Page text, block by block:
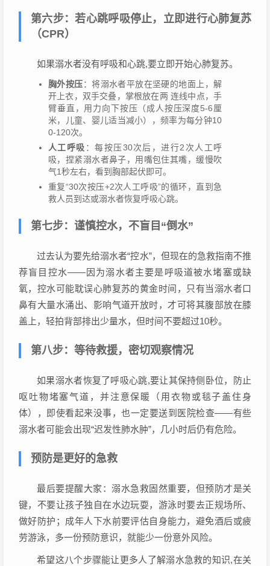
第六步：若心跳呼吸停止，立即进行心肺复苏
（CPR）
如果溺水者没有呼吸和心跳,要立即开始心肺复苏。
胸外按压：将溺水者平放在坚硬的地面上，解
开上衣，双手交叠，掌根放在两 连线中点，手
臂垂直，用力向下按压（成人按压深度5-6厘
米，儿童、婴儿适当减小），频率为每分钟10
0-120次。
人工呼吸 ：每按压30次后，进行2次人工呼
吸，捏紧溺水者鼻子，用嘴包住其嘴，缓慢吹
气1秒左右，看到胸部起伏即可。
重复“30次按压+2次人工呼吸”的循环，直到急
救人员到达或溺水者恢复呼吸心跳。
第七步：谨慎控水，不盲目“倒水”
过去认为要先给溺水者“控水”，但现在的急救指南不推
荐盲目控水——因为溺水者主要是呼吸道被水堵塞或缺
氧，控水可能耽误心肺复苏的黄金时间，只有当溺水者口
鼻有大量水涌出、影响气道开放时，才可将其腹部放在膝
盖上，轻拍背部排出少量水，但时间不要超过10秒。
第八步：等待救援，密切观察情况
如果溺水者恢复了呼吸心跳,要让其保持侧卧位，防止
呕吐物堵塞气道，并注意保暖（用衣物或毯子盖住身
体），即使看起来没事，也一定要送到医院检查——有些
溺水者可能会出现“迟发性肺水肿”，几小时后仍有危险。
预防是更好的急救
最后要提醒大家：溺水急救固然重要，但预防才是关
键，不要让孩子独自在水边玩耍，游泳时要去正规场所、
做好防护；成年人下水前要评估自身能力，避免酒后或疲
劳游泳，多一份预防意识，就能少一份意外风险。
希望这八个步骤能让更多人了解溺水急救的知识,在关